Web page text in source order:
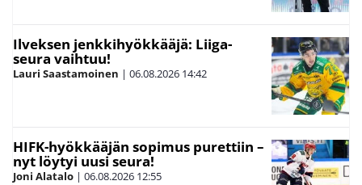
Ilveksen jenkkihyökkääjä: Liiga-
seura vaihtuu!
Lauri Saastamoinen | 06.08.2026 14:42
HIFK-hyökkääjän sopimus purettiin –
nyt löytyi uusi seura!
Joni Alatalo | 06.08.2026 12:55